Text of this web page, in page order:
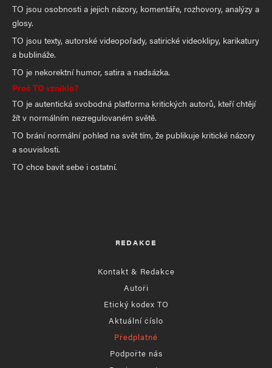
TO jsou osobnosti a jejich názory, komentáře, rozhovory, analýzy a
glosy.
TO jsou texty, autorské videopořady, satirické videoklipy, karikatury
a bublináže.
TO je nekorektní humor, satira a nadsázka.
Proč TO vzniklo?
TO je autentická svobodná platforma kritických autorů, kteří chtějí
žít v normálním nezregulovaném světě.
TO brání normální pohled na svět tím, že publikuje kritické názory
a souvislosti.
TO chce bavit sebe i ostatní.
REDAKCE
Kontakt & Redakce
Autoři
Etický kodex TO
Aktuální číslo
Předplatné
Podpořte nás